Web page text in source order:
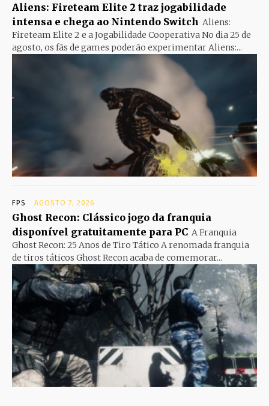
Aliens: Fireteam Elite 2 traz jogabilidade
intensa e chega ao Nintendo Switch Aliens:
Fireteam Elite 2 e a Jogabilidade Cooperativa No dia 25 de
agosto, os fãs de games poderão experimentar Aliens:...
FPS AGOSTO 7, 2026
Ghost Recon: Clássico jogo da franquia
disponível gratuitamente para PC A Franquia
Ghost Recon: 25 Anos de Tiro Tático A renomada franquia
de tiros táticos Ghost Recon acaba de comemorar...